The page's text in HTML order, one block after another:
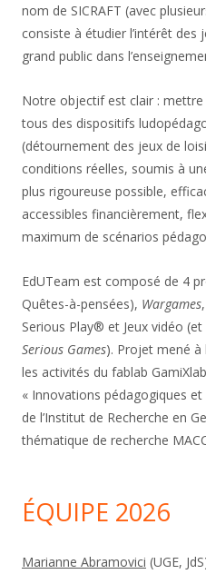
nom de SICRAFT (avec
consiste à étudier l’intérêt
grand public dans
Notre objectif est clair :
tous des dispositifs
(détournement des jeux de
conditions réelles, soumis à
plus rigoureuse possible,
accessibles financièrement,
maximum de scénarios
EdUTeam est composé de 4
Quêtes-à-pensées), Wargames
Serious Play® et Jeux vidéo
Serious Games). Projet mené à
les activités du fablab GamiXlab
« Innovations pédagogiques
de l’Institut de Recherche en
thématique de recherche
ÉQUIPE 2026
Marianne Abramovici (UGE,